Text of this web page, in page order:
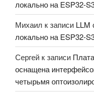
локально на ESP32-
Михаил к записи LLM
локально на ESP32-
Сергей к записи
оснащена
четырьмя